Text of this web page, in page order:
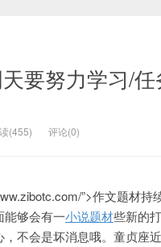
要努力学习/
(455) 评论(0)
”>作文题材
能够会有一小说题材些新的
，不会是坏消息哦。童贞座